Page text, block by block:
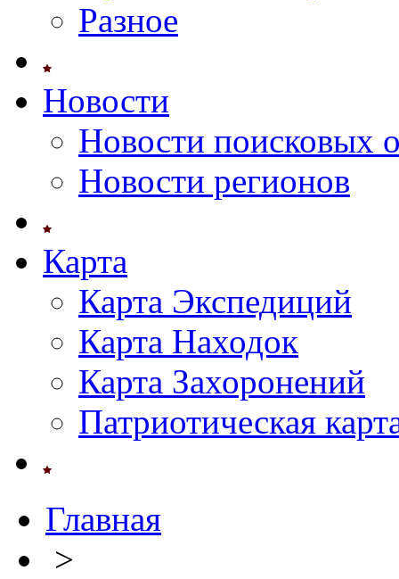
Разное
Новости
Новости поисковых
Новости регионов
Карта
Карта Экспедиций
Карта Находок
Карта Захоронений
Патриотическая
Главная
>